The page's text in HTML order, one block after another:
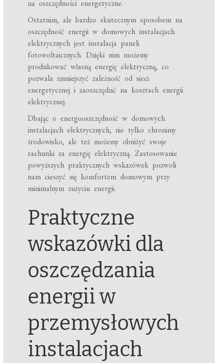
na oszczędności energetyczne.
Ostatnim, ale bardzo skutecznym sposobem na
oszczędność energii w domowych instalacjach
elektrycznych jest instalacja paneli
fotowoltaicznych. Dzięki nim możemy
produkować własną energię elektryczną, co
pozwala zmniejszyć zależność od sieci
energetycznej i zaoszczędzić na kosztach energii
elektrycznej.
Dbając o energooszczędność w domowych
instalacjach elektrycznych, nie tylko chronimy
środowisko, ale też możemy obniżyć swoje
rachunki za energię elektryczną. Zastosowanie
powyższych praktycznych wskazówek pozwoli
nam cieszyć się komfortem domowym przy
minimalnym zużyciu energii.
Praktyczne
wskazówki dla
oszczędzania
energii w
przemysłowych
instalacjach